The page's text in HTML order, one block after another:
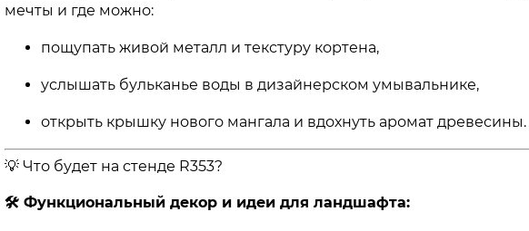
мечты и где можно:
пощупать живой металл и текстуру кортена,
услышать бульканье воды в дизайнерском умывальнике,
открыть крышку нового мангала и вдохнуть аромат древесины.
💡 Что будет на стенде R353?
🛠 Функциональный декор и идеи для ландшафта: